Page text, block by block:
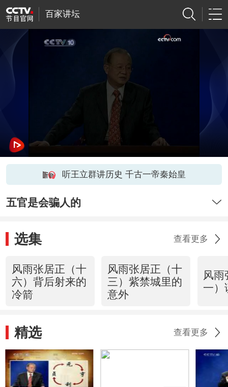
百家讲坛
听王立群讲历史 千古一帝秦始皇
五官是会骗人的
选集 查看更多
风雨张居正（十
六）背后射来的
冷箭
风雨张居正（十
三）紫禁城里的
意外
风雨
一）
精选 查看更多